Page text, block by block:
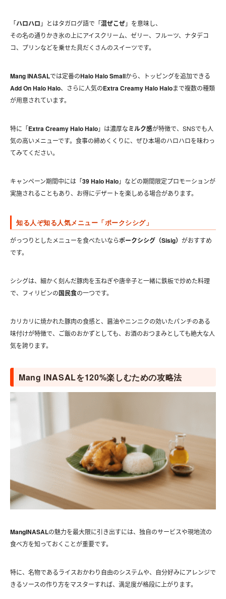
「ハロハロ 」とはタガログ語で「混ぜこぜ」を意味し、
その名の通りかき氷の上にアイスクリーム、ゼリー、フルーツ、ナタデコ
コ、プリンなどを乗せた具だくさんのスイーツです。
Mang INASALでは定番のHalo Halo Smallから、トッピングを追加できる
Add On Halo Halo、さらに人気のExtra Creamy Halo Haloまで複数の種類
が用意されています。
特に「Extra Creamy Halo Halo」は濃厚なミルク感が特徴で、SNSでも人
気の高いメニューです。食事の締めくくりに、ぜひ本場のハロハロを味わっ
てみてください。
キャンペーン期間中には「39 Halo Halo」などの期間限定プロモーションが
実施されることもあり、お得にデザートを楽しめる場合があります。
知る人ぞ知る人気メニュー「ポークシシグ」
がっつりとしたメニューを食べたいならポークシシグ（Sisig） がおすすめ
です。
シシグは、細かく刻んだ豚肉を玉ねぎや唐辛子と一緒に鉄板で炒めた料理
で、フィリピンの国民食の一つです。
カリカリに焼かれた豚肉の食感と、醤油やニンニクの効いたパンチのある
味付けが特徴で、ご飯のおかずとしても、お酒のおつまみとしても絶大な人
気を誇ります。
Mang INASALを120%楽しむための攻略法
MangINASALの魅力を最大限に引き出すには、独自のサービスや現地流の
食べ方を知っておくことが重要です。
特に、名物であるライスおかわり自由のシステムや、自分好みにアレンジで
きるソースの作り方をマスターすれば、満足度が格段に上がります。